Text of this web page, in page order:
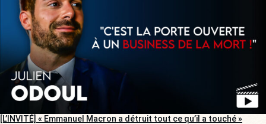
[L’INVITÉ] « Emmanuel Macron a détruit tout ce qu’il a touché »